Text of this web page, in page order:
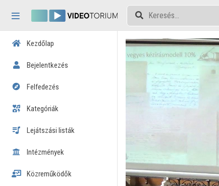
Tartalom kihagyása
Kezdőlap
Bejelentkezés
Felfedezés
Kategóriák
Lejátszási listák
Intézmények
Közreműködők